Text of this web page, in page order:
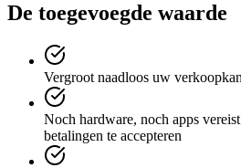
De toegevoegde waarde
Vergroot naadloos uw
Noch hardware, noch apps
betalingen te accepteren